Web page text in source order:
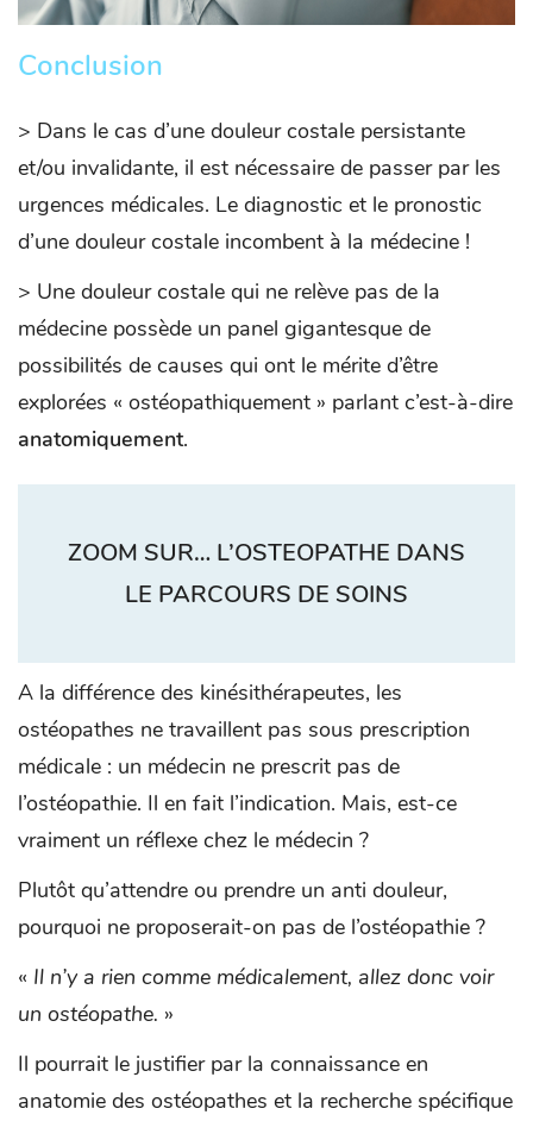
Conclusion
> Dans le cas d’une douleur costale persistante
et/ou invalidante, il est nécessaire de passer par les
urgences médicales. Le diagnostic et le pronostic
d’une douleur costale incombent à la médecine !
> Une douleur costale qui ne relève pas de la
médecine possède un panel gigantesque de
possibilités de causes qui ont le mérite d’être
explorées « ostéopathiquement » parlant c’est-à-dire
anatomiquement.
ZOOM SUR… L’OSTEOPATHE DANS
LE PARCOURS DE SOINS
A la différence des kinésithérapeutes, les
ostéopathes ne travaillent pas sous prescription
médicale : un médecin ne prescrit pas de
l’ostéopathie. Il en fait l’indication. Mais, est-ce
vraiment un réflexe chez le médecin ?
Plutôt qu’attendre ou prendre un anti douleur,
pourquoi ne proposerait-on pas de l’ostéopathie ?
« Il n’y a rien comme médicalement, allez donc voir
un ostéopathe. »
Il pourrait le justifier par la connaissance en
anatomie des ostéopathes et la recherche spécifique